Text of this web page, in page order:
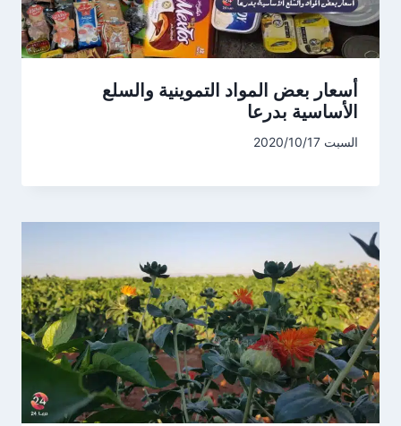
أسعار بعض المواد التموينية والسلع
الأساسية بدرعا
السبت 2020/10/17